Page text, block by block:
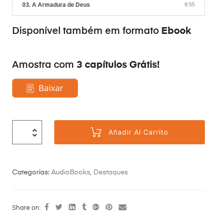
03. A Armadura de Deus 8:55
Disponível também em formato Ebook
Amostra com 3 capítulos Grátis!
Añadir Al Carrito
Categorías: AudioBooks Destaques
Share on: